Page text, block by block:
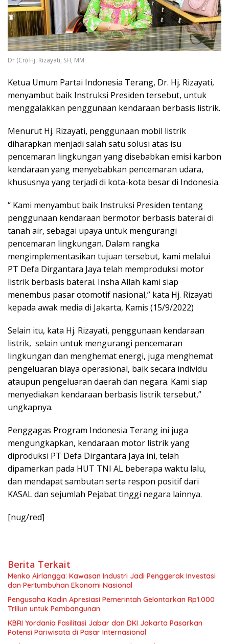
Dr (Cn) Hj. Rizayati, SH, MM
Ketua Umum Partai Indonesia Terang, Dr. Hj. Rizayati,
menyambut baik Instruksi Presiden tersebut, untuk
menggalakkan penggunaan kendaraan berbasis listrik.
Menurut Hj. Rizayati, penggunaan mobil listrik
diharapkan menjadi salah satu solusi atas isu
pencemaran lingkungan yang disebabkan emisi karbon
kendaraan yang menyebabkan pencemaran udara,
khususnya yang terjadi di kota-kota besar di Indonesia.
“ Kami menyambut baik Instruksi Presiden tentang
penggunaan kendaraan bermotor berbasis baterai di
tanah air, sebagai upaya untuk mengurangi
pencemaran lingkungan. Dalam rangka
mengimplementasikan tujuan tersebut, kami melalui
PT Defa Dirgantara Jaya telah memproduksi motor
listrik berbasis baterai. Insha Allah kami siap
menembus pasar otomotif nasional,” kata Hj. Rizayati
kepada awak media di Jakarta, Kamis (15/9/2022)
Selain itu, kata Hj. Rizayati, penggunaan kendaraan
listrik, selain untuk mengurangi pencemaran
lingkungan dan menghemat energi, juga menghemat
pengeluaran biaya operasional, baik secara individu
ataupun pengeluaran daerah dan negara. Kami siap
menyediakan kendaraan berbasis listrik tersebut,”
ungkapnya.
Penggagas Program Indonesia Terang ini juga
mengungkapkan, kendaraan motor listrik yang
diproduksi PT Defa Dirgantara Jaya ini, telah
dipamerkan pada HUT TNI AL beberapa waktu lalu,
dan mendapat sambutan serta respon positif dari
KASAL dan sejumlah Pejabat tinggi negara lainnya.
[nug/red]
Berita Terkait
Menko Airlangga: Kawasan Industri Jadi Penggerak Investasi
dan Pertumbuhan Ekonomi Nasional
Pengusaha Kadin Apresiasi Pemerintah Gelontorkan Rp1.000
Triliun untuk Pembangunan
KBRI Yordania Fasilitasi Jabar dan DKI Jakarta Pasarkan
Potensi Pariwisata di Pasar Internasional